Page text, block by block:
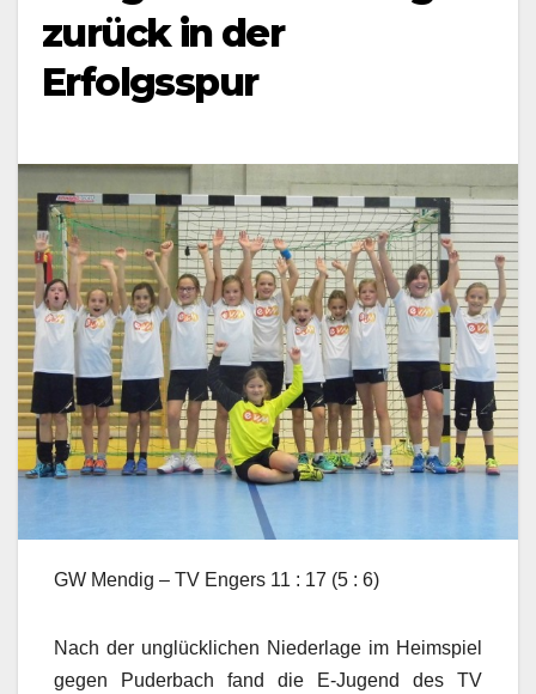
zurück in der
Erfolgsspur
GW Mendig – TV Engers 11 : 17 (5 : 6)
Nach der unglücklichen Niederlage im Heimspiel
gegen Puderbach fand die E-Jugend des TV